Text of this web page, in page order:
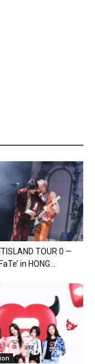
TOUR 0 —
in HONG...